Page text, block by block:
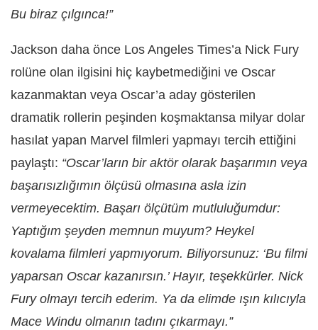
Bu biraz çılgınca!”
Jackson daha önce Los Angeles Times’a Nick Fury
rolüne olan ilgisini hiç kaybetmediğini ve Oscar
kazanmaktan veya Oscar’a aday gösterilen
dramatik rollerin peşinden koşmaktansa milyar dolar
hasılat yapan Marvel filmleri yapmayı tercih ettiğini
paylaştı: “Oscar’ların bir aktör olarak başarımın veya
başarısızlığımın ölçüsü olmasına asla izin
vermeyecektim. Başarı ölçütüm mutluluğumdur:
Yaptığım şeyden memnun muyum? Heykel
kovalama filmleri yapmıyorum. Biliyorsunuz: ‘Bu filmi
yaparsan Oscar kazanırsın.’ Hayır, teşekkürler. Nick
Fury olmayı tercih ederim. Ya da elimde ışın kılıcıyla
Mace Windu olmanın tadını çıkarmayı.”